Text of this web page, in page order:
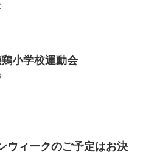
小学校運動会
ウィークのご予定はお決